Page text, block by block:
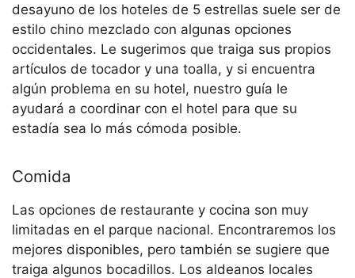
desayuno de los hoteles de 5 estrellas suele ser de
estilo chino mezclado con algunas opciones
occidentales. Le sugerimos que traiga sus propios
artículos de tocador y una toalla, y si encuentra
algún problema en su hotel, nuestro guía le
ayudará a coordinar con el hotel para que su
estadía sea lo más cómoda posible.
Comida
Las opciones de restaurante y cocina son muy
limitadas en el parque nacional. Encontraremos los
mejores disponibles, pero también se sugiere que
traiga algunos bocadillos. Los aldeanos locales